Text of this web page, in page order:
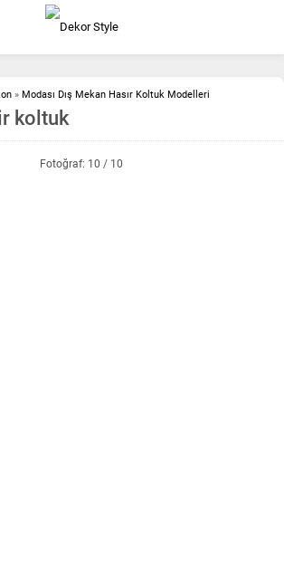
» Modası Dış Mekan Hasır Koltuk Modelleri
koltuk
Fotoğraf: 10 / 10